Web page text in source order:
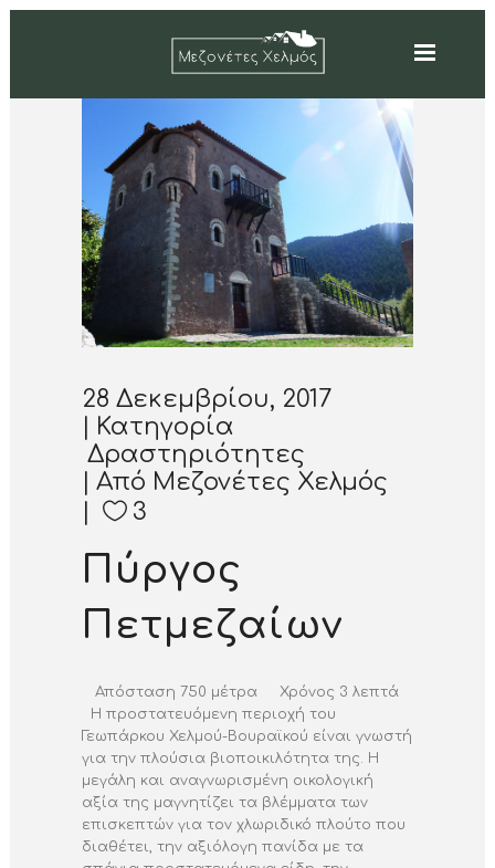
28 Δεκεμβρίου, 2017
Κατηγορία
Δραστηριότητες
Από Μεζονέτες Χελμός
3
Πύργος
Πετμεζαίων
Απόσταση 750 μέτρα Χρόνος 3 λεπτά
Η προστατευόμενη περιοχή του
Γεωπάρκου Χελμού-Βουραϊκού είναι γνωστή
για την πλούσια βιοποικιλότητα της. Η
μεγάλη και αναγνωρισμένη οικολογική
αξία της μαγνητίζει τα βλέμματα των
επισκεπτών για τον χλωριδικό πλούτο που
διαθέτει, την αξιόλογη πανίδα με τα